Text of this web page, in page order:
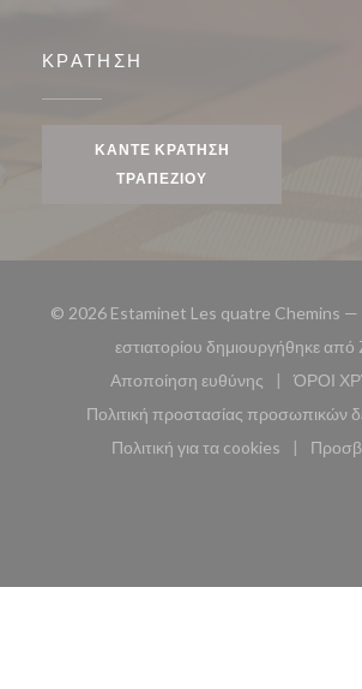
ΚΡΆΤΗΣΗ
ΚΆΝΤΕ ΚΡΆΤΗΣΗ
ΤΡΑΠΕΖΙΟΎ
© 2026 Estaminet Les quatre Chemins —
εστιατορίου δημιουργήθηκε από
Αποποίηση ευθύνης
((ανοίγει σε νέο
ΌΡΟΙ
Πολιτική προστασίας προσωπικών
((ανοίγει
Πολιτική για τα cookies
((ανοίγει σε νέο